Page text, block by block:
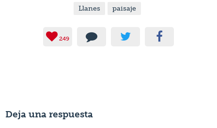
Llanes paisaje
249
Deja una respuesta